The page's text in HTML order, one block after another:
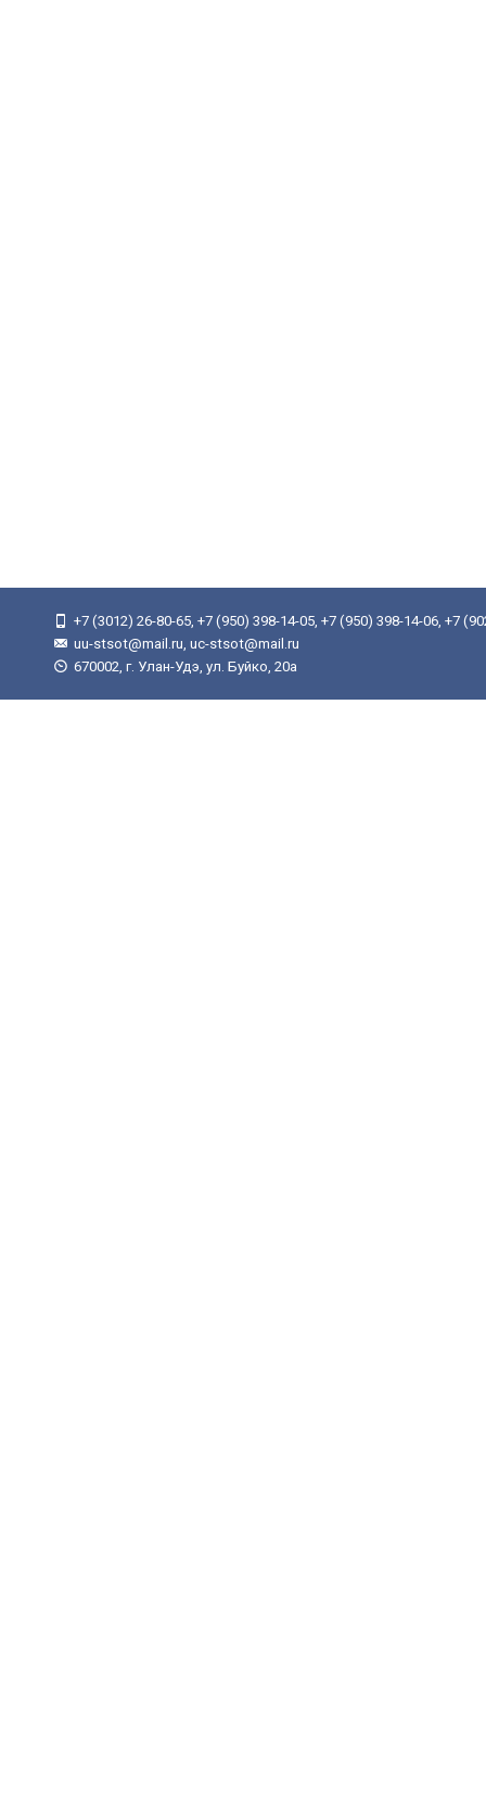
+7 (3012) 26-80-65, +7 (950) 398-14-05, +7 (950) 398-14-06, +7
uu-stsot@mail.ru, uc-stsot@mail.ru
670002, г. Улан-Удэ, ул. Буйко, 20а